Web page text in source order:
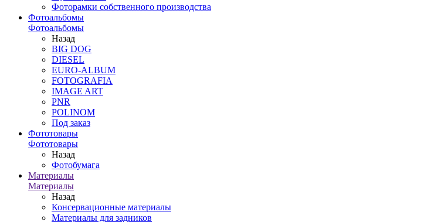
Фоторамки собственного производства
Фотоальбомы
Фотоальбомы
Назад
BIG DOG
DIESEL
EURO-ALBUM
FOTOGRAFIA
IMAGE ART
PNR
POLINOM
Под заказ
Фототовары
Фототовары
Назад
Фотобумага
Материалы
Материалы
Назад
Консервационные материалы
Материалы для задников